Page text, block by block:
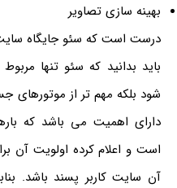
بهینه سازی تصاویر
درست است که سئو جایگاه
باید بدانید که سئو تنها
شود بلکه مهم تر از
دارای اهمیت می باشد که
است و اعلام کرده اولویت آن
آن سایت کاربر پسند باشد.